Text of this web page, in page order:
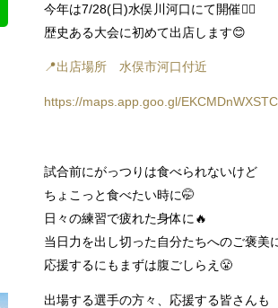
今年は7/28(日)水俣川河口にて開催🚣‍♀️
歴史ある大会に初めて出店します😊
📍出店場所 水俣市河口付近
https://maps.app.goo.gl/
試合前にがっつりは食べられないけど
ちょこっと食べたい時に🤭
日々の練習で疲れた身体に🔥
当日力を出し切った自分たちへのご褒美
応援するにもまずは腹ごしらえ😤
出場する選手の方々、応援する皆さんも